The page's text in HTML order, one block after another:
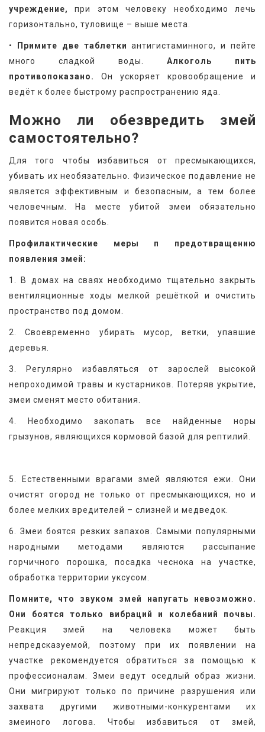
учреждение,
при этом человеку необходимо лечь
горизонтально, туловище – выше места.
• Примите две таблетки антигистаминного, и пейте
много сладкой воды. Алкоголь пить
противопоказано.
Он ускоряет кровообращение и
ведёт к более быстрому распространению яда.
Можно ли обезвредить змей
самостоятельно?
Для того чтобы избавиться от пресмыкающихся,
убивать их необязательно. Физическое подавление не
является эффективным и безопасным, а тем более
человечным. На месте убитой змеи обязательно
появится новая особь.
Профилактические меры п предотвращению
появления змей:
1. В домах на сваях необходимо тщательно закрыть
вентиляционные ходы мелкой решёткой и очистить
пространство под домом.
2. Своевременно убирать мусор, ветки, упавшие
деревья.
3. Регулярно избавляться от зарослей высокой
непроходимой травы и кустарников. Потеряв укрытие,
змеи сменят место обитания.
4. Необходимо закопать все найденные норы
грызунов, являющихся кормовой базой для рептилий.
5. Естественными врагами змей являются ежи. Они
очистят огород не только от пресмыкающихся, но и
более мелких вредителей – слизней и медведок.
6. Змеи боятся резких запахов. Самыми популярными
народными методами являются рассыпание
горчичного порошка, посадка чеснока на участке,
обработка территории уксусом.
Помните, что звуком змей напугать невозможно.
Они боятся только вибраций и колебаний почвы.
Реакция змей на человека может быть
непредсказуемой, поэтому при их появлении на
участке рекомендуется обратиться за помощью к
профессионалам. Змеи ведут оседлый образ жизни.
Они мигрируют только по причине разрушения или
захвата другими животными-конкурентами их
змеиного логова. Чтобы избавиться от змей,